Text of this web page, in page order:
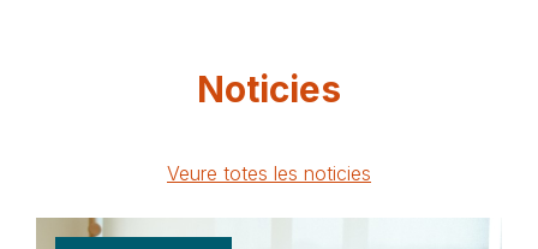
Noticies
Veure totes les noticies